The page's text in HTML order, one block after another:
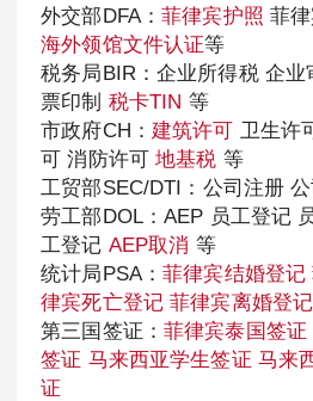
外交部DFA：菲律宾护照 菲
海外领馆文件认证等
税务局BIR：企业所得税 企
票印制 税卡TIN 等
市政府CH： 建筑许可 卫生许
可 消防许可地基税 等
工贸部SEC/DTI：公司注册
劳工部DOL：AEP 员工登记
工登记 AEP取消 等
统计局PSA：菲律宾结婚登记
律宾死亡登记 菲律宾离婚登记
第三国签证： 菲律宾泰国签证
签证 马来西亚学生签证 马来
证